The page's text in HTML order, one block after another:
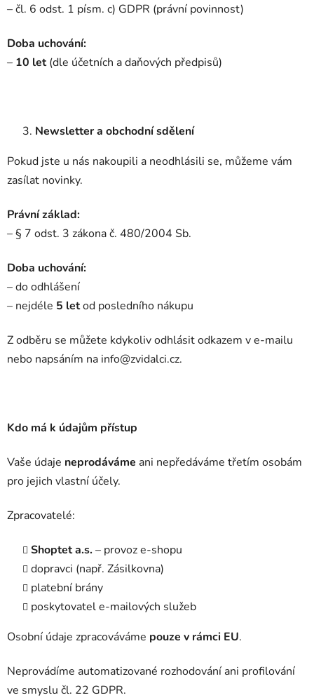
– čl. 6 odst. 1 písm. c) GDPR (právní povinnost)
Doba uchování:
– 10 let(dle účetních a daňových předpisů)
Newsletter a obchodní sdělení
Pokud jste u nás nakoupili a neodhlásili se, můžeme vám
zasílat novinky.
Právní základ:
– § 7 odst. 3 zákona č. 480/2004 Sb.
Doba uchování:
– do odhlášení
– nejdéle 5 letod posledního nákupu
Z odběru se můžete kdykoliv odhlásit odkazem v e-mailu
nebo napsáním na info@zvidalci.cz.
Kdo má k údajům přístup
Vaše údaje neprodáváme ani nepředáváme třetím osobám
pro jejich vlastní účely.
Zpracovatelé:
Shoptet a.s. – provoz e-shopu
dopravci (např. Zásilkovna)
platební brány
poskytovatel e-mailových služeb
Osobní údaje zpracováváme pouze v rámci EU.
Neprovádíme automatizované rozhodování ani profilování
ve smyslu čl. 22 GDPR.